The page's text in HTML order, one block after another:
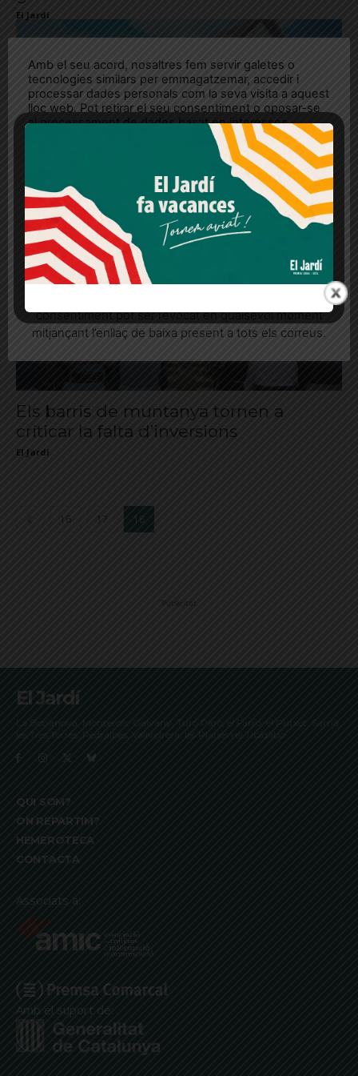
El Jardí
El funicular del Tibidabo
El Jardí
Els barris de muntanya tornen a
criticar la falta d’inversions
El Jardí
16 17 18
Publicitat
El Jardí
La Bonanova, Monterols, Galvany, Turó Parc, el Farró, el Putxet, Sarrià,
les Tres Torres, Pedralbes, Vallvidrera, les Planes i el Tibidabo
QUI SOM?
ON REPARTIM?
HEMEROTECA
CONTACTA
Associats a:
Amb el suport de:
Amb el seu acord, nosaltres fem servir galetes o
tecnologies similars per emmagatzemar, accedir i
processar dades personals com la seva visita a aquest
lloc web. Pot retirar el seu consentiment o oposar-se
al processament de dades basat en interessos
legítims en qualsevol moment fent clic a "Ajustos de
cookies" o a la nostra Política de privacitat en aquest
lloc web. Si cliques "acceptar" dones el teu
Més informació Acceptar Rebutjar tot
Quan l’usuari crea un compte al Diari el Jardí, dona el
seu consentiment explícit per rebre comunicacions
consentiment pot ser revocat en qualsevol moment
mitjançant l’enllaç de baixa present a tots els correus.